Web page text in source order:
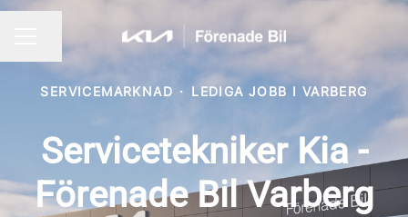
KARRIÄRMENY
Dela sidan
SERVICEMARKNAD · LEDIGA JOBB I VARBERG
Servicetekniker Kia -
Förenade Bil Varberg